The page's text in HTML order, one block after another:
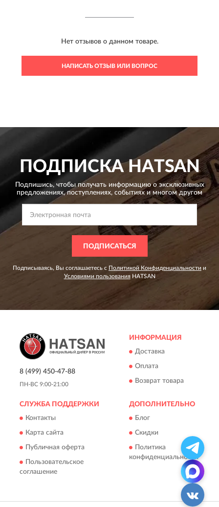
Нет отзывов о данном товаре.
НАПИСАТЬ ОТЗЫВ ИЛИ ВОПРОС
ПОДПИСКАHATSAN
Подпишись, чтобы получать информацию о эксклюзивных
предложениях,поступлениях, событиях и многом другом
ПОДПИСАТЬСЯ
Подписываясь, Вы соглашаетесь с Политикой Конфиденциальности и
Условиями пользованияHATSAN
8 (499) 450-47-88
ПН-ВС 9:00-21:00
ИНФОРМАЦИЯ
Доставка
Оплата
Возврат товара
СЛУЖБА ПОДДЕРЖКИ
Контакты
Карта сайта
Публичная оферта
Пользовательское
соглашение
ДОПОЛНИТЕЛЬНО
Блог
Скидки
Политика
конфиденциальности